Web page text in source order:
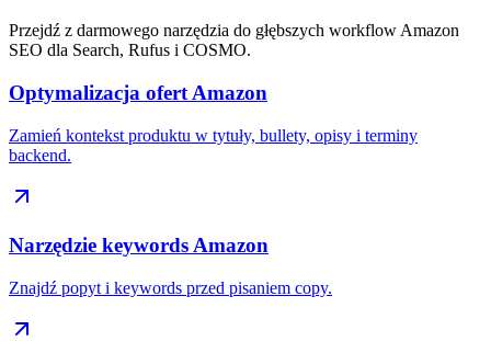
Przejdź z darmowego narzędzia do głębszych workflow Amazon
SEO dla Search, Rufus i COSMO.
Optymalizacja ofert Amazon
Zamień kontekst produktu w tytuły, bullety, opisy i terminy
backend.
Narzędzie keywords Amazon
Znajdź popyt i keywords przed pisaniem copy.